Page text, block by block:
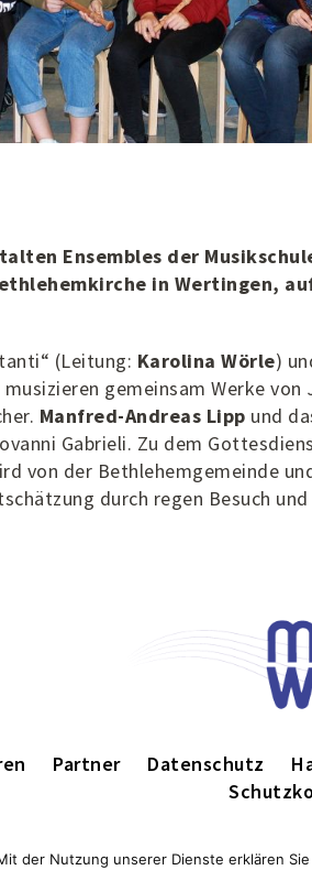
Ensembles der
in Wertingen,
(Leitung: Karolina Wörle)
musizieren gemeinsam Werke von
Manfred-Andreas Lipp und
Gabrieli. Zu dem
von der Bethlehemgemeinde
durch regen Besuch
Partner Datenschutz
der Nutzung unserer Dienste erklären